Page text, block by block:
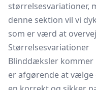
størrelsesvariationer,
denne sektion vil vi
som er værd at
Størrelsesvariationer
Blinddæksler kommer
er afgørende at